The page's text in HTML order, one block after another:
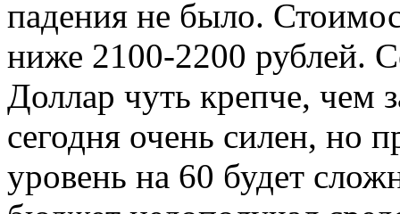
падения не было.
ниже 2100-2200 рублей.
Доллар чуть крепче, чем
сегодня очень силен, но
уровень на 60 будет